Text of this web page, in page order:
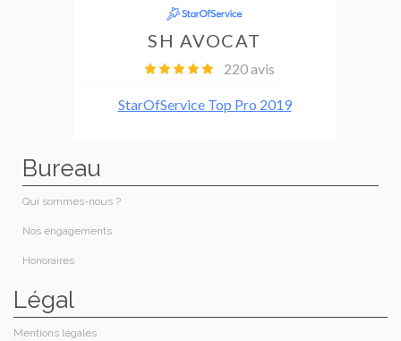
Bureau
Qui sommes-nous ?
Nos engagements
Honoraires​
Légal
Mentions légales